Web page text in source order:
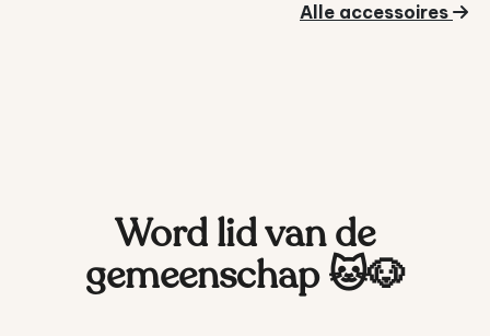
Alle accessoires
Word lid van de
gemeenschap 🐱🐶